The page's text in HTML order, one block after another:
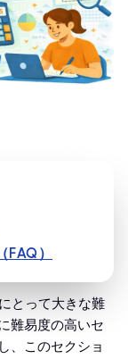
）
とって大きな難
難易度の高いセ
、このセクショ